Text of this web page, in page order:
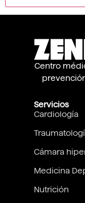
Centro
Servicios
Cardiología
Cámara
Medicina
Nutrición